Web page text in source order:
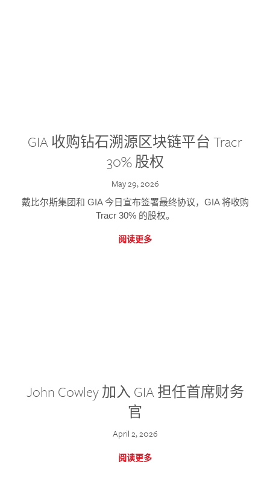
GIA 收购钻石溯源区块链平台 Tracr
30% 股权
May 29, 2026
戴比尔斯集团和 GIA 今日宣布签署最终协议，GIA 将收购
Tracr 30% 的股权。
阅读更多
John Cowley 加入 GIA 担任首席财务
官
April 2, 2026
阅读更多